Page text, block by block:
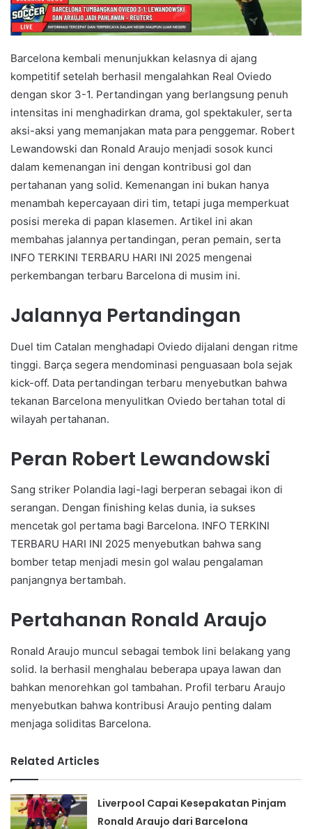
Barcelona kembali menunjukkan kelasnya di ajang
kompetitif setelah berhasil mengalahkan Real Oviedo
dengan skor 3-1. Pertandingan yang berlangsung penuh
intensitas ini menghadirkan drama, gol spektakuler, serta
aksi-aksi yang memanjakan mata para penggemar. Robert
Lewandowski dan Ronald Araujo menjadi sosok kunci
dalam kemenangan ini dengan kontribusi gol dan
pertahanan yang solid. Kemenangan ini bukan hanya
menambah kepercayaan diri tim, tetapi juga memperkuat
posisi mereka di papan klasemen. Artikel ini akan
membahas jalannya pertandingan, peran pemain, serta
INFO TERKINI TERBARU HARI INI 2025 mengenai
perkembangan terbaru Barcelona di musim ini.
Jalannya Pertandingan
Duel tim Catalan menghadapi Oviedo dijalani dengan ritme
tinggi. Barça segera mendominasi penguasaan bola sejak
kick-off. Data pertandingan terbaru menyebutkan bahwa
tekanan Barcelona menyulitkan Oviedo bertahan total di
wilayah pertahanan.
Peran Robert Lewandowski
Sang striker Polandia lagi-lagi berperan sebagai ikon di
serangan. Dengan finishing kelas dunia, ia sukses
mencetak gol pertama bagi Barcelona. INFO TERKINI
TERBARU HARI INI 2025 menyebutkan bahwa sang
bomber tetap menjadi mesin gol walau pengalaman
panjangnya bertambah.
Pertahanan Ronald Araujo
Ronald Araujo muncul sebagai tembok lini belakang yang
solid. Ia berhasil menghalau beberapa upaya lawan dan
bahkan menorehkan gol tambahan. Profil terbaru Araujo
menyebutkan bahwa kontribusi Araujo penting dalam
menjaga soliditas Barcelona.
Related Articles
Liverpool Capai Kesepakatan Pinjam
Ronald Araujo dari Barcelona